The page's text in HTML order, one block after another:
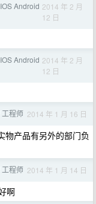
Android 2014 年 2 月
12 日
Android 2014 年 2 月
12 日
程师 2014 年 1 月 16 日
物产品有另外的部门负
程师 2014 年 1 月 14 日
啊